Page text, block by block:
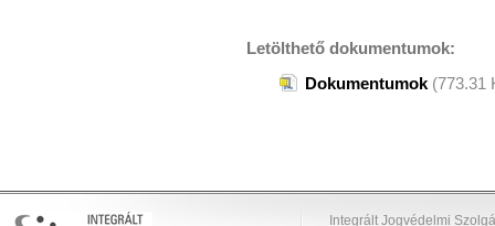
Letölthető dokumentumok:
Dokumentumok (773.31
Integrált Jogvédelmi